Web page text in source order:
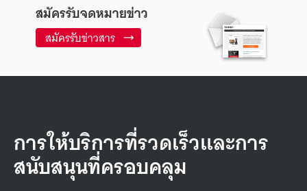
สมัครรับจดหมายข่าว
สมัครรับข่าวสาร
การให้บริการที่รวดเร็วและการ
สนับสนุนที่ครอบคลุม